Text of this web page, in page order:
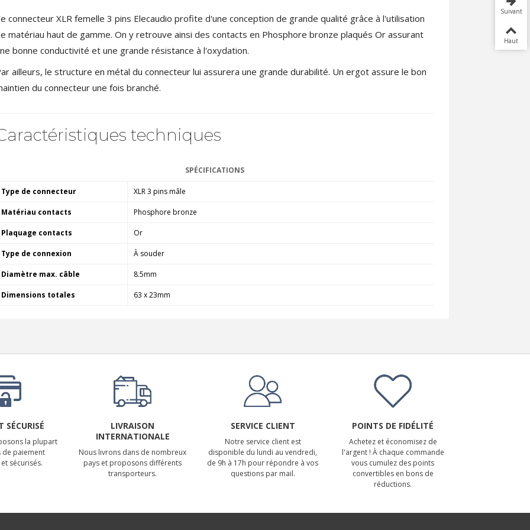
790,00 €
DAN CLARK AUDIO AEON 2
CLOSED NOIRE Casque...
EVERSOLO DMP-A6 MASTER
LUXSIN X9 DAC Amplificateur
connecteur XLR femelle 3 pins Elecaudio profite d'une conception de grande qualité grâce à l'utilisation
matériau haut de gamme. On y retrouve ainsi des contacts en Phosphore bronze plaqués Or assurant
bonne conductivité et une grande résistance à l'oxydation.
ailleurs, le structure en métal du connecteur lui assurera une grande durabilité. Un ergot assure le bon
du connecteur une fois branché.
techniques
SPÉCIFICATIONS
Type de connecteur XLR 3 pins mâle
Matériau contacts Phosphore bronze
Plaquage contacts Or
Type de connexion À souder
Diamètre max. câble 8.5mm
Dimensions totales 63 x 23mm
SÉCURISÉ
la plupart
de paiement
sécurisés.
LIVRAISON
INTERNATIONALE
Nous livrons dans de nombreux
pays et proposons différents
transporteurs.
SERVICE CLIENT
Notre service client est
disponible du lundi au vendredi,
de 9h à 17h pour répondre à vos
questions par mail.
POINTS DE FIDÉLITÉ
Achetez et économisez de
l'argent ! À chaque commande
vous cumulez des points
convertibles en bons de
réductions.
Suivant
Haut